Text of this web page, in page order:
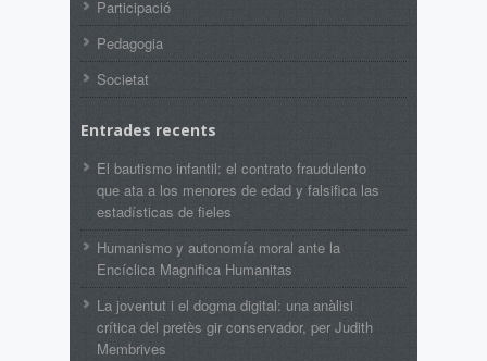
Participació
Pedagogia
Societat
Entrades recents
El bautismo infantil: el contrato fraudulento
que ata a los menores de edad y falsifica las
estadísticas de fieles
Humanismo y autonomía moral ante la
Encíclica Magnifica Humanitas
La joventut i el dogma digital: una anàlisi
crítica del pretès gir conservador, per Judith
Membrives